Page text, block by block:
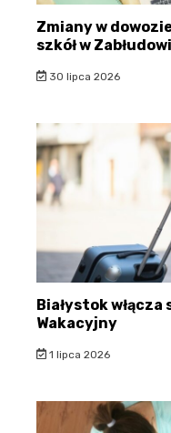
Zmiany w
szkół w
30 lipca 2026
Białystok
Wakacyjny
1 lipca 2026